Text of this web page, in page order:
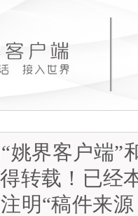
姚界客户端”
转载！已经
明“稿件来